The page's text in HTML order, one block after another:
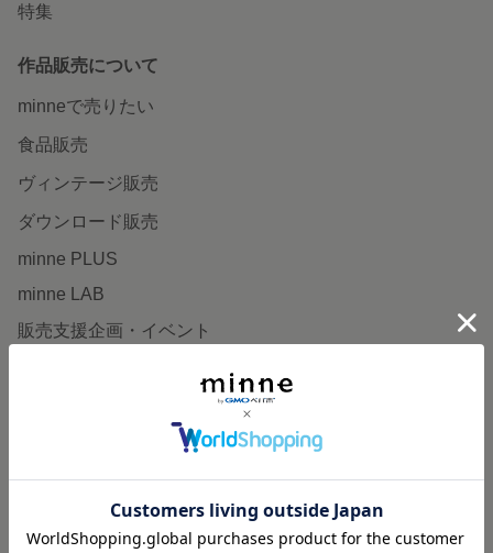
特集
作品販売について
minneで売りたい
食品販売
ヴィンテージ販売
ダウンロード販売
minne PLUS
minne LAB
販売支援企画・イベント
minneとものづくりと
minneの本